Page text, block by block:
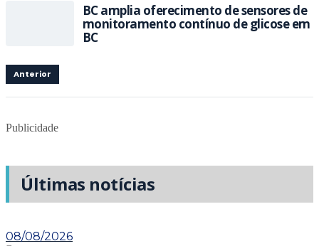
BC amplia oferecimento de sensores de
monitoramento contínuo de glicose em
BC
Anterior
Publicidade
Últimas notícias
08/08/2026